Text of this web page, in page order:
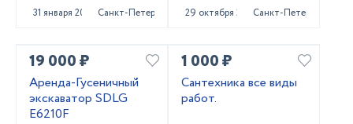
31 января 2024 Санкт-Петербург 29 октября 2023Санкт-Петербург
19 000 ₽
Аренда-Гусеничный
экскаватор SDLG
E6210F
1 000 ₽
Сантехника все виды
работ.